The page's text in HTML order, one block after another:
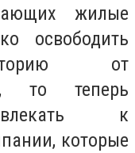
жилые
освободить
от
то теперь
к
которые